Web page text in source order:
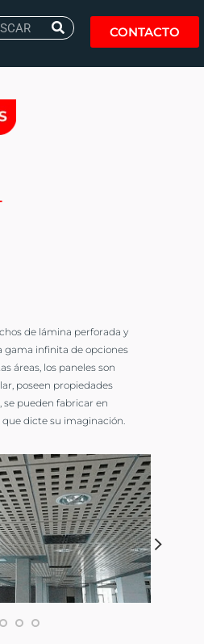
CONTACTO
de lámina perforada y
gama infinita de opciones
áreas, los paneles son
poseen propiedades
pueden fabricar en
dicte su imaginación.